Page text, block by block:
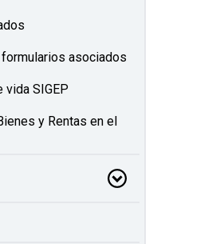
asociados
vida SIGEP
y Rentas en el